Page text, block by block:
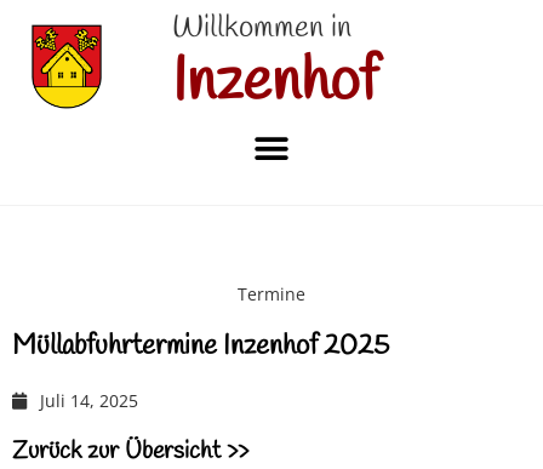
Willkommen in
Inzenhof
Termine
Müllabfuhrtermine Inzenhof 2025
Juli 14, 2025
Zurück zur Übersicht >>